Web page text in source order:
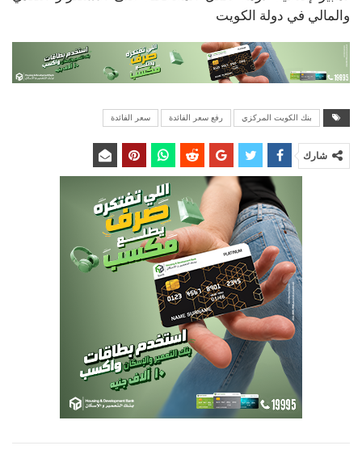
والمالي في دولة الكويت
بنك الكويت المركزي رفع سعر الفائدة سعر الفائدة
شارك